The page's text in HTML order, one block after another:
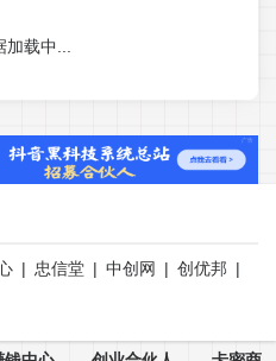
加载中...
| 忠信堂 | 中创网 | 创优邦 |